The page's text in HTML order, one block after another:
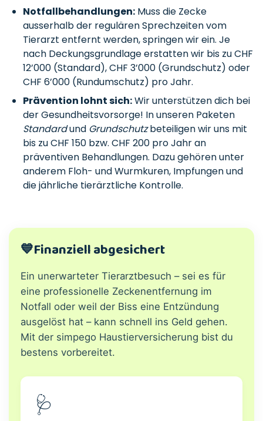
Notfallbehandlungen: Muss die Zecke
ausserhalb der regulären Sprechzeiten vom
Tierarzt entfernt werden, springen wir ein. Je
nach Deckungsgrundlage erstatten wir bis zu CHF
12’000 (Standard), CHF 3’000 (Grundschutz) oder
CHF 6’000 (Rundumschutz) pro Jahr.
Prävention lohnt sich:Wir unterstützen dich bei
der Gesundheitsvorsorge! In unseren Paketen
Standardund Grundschutzbeteiligen wir uns mit
bis zu CHF 150 bzw. CHF 200 pro Jahr an
präventiven Behandlungen. Dazu gehören unter
anderem Floh- und Wurmkuren, Impfungen und
die jährliche tierärztliche Kontrolle.
💙Finanziell abgesichert
Ein unerwarteter Tierarztbesuch – sei es für
eine professionelle Zeckenentfernung im
Notfall oder weil der Biss eine Entzündung
ausgelöst hat – kann schnell ins Geld gehen.
Mit der simpego Haustierversicherung bist du
bestens vorbereitet.
🩺